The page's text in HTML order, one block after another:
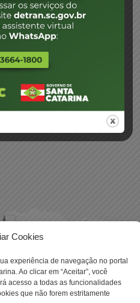
Cookies
experiência de navegação no portal
Ao clicar em “Aceitar”, você
acesso a todas as funcionalidades
que não forem estritamente
- 480